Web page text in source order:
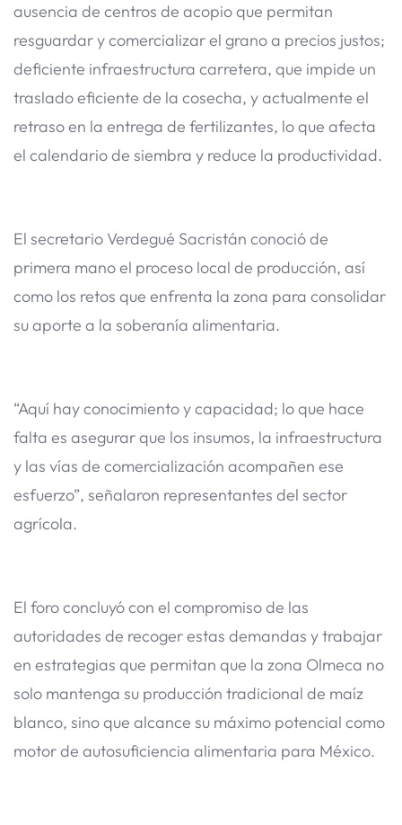
ausencia de centros de acopio que permitan
resguardar y comercializar el grano a precios justos;
deficiente infraestructura carretera, que impide un
traslado eficiente de la cosecha, y actualmente el
retraso en la entrega de fertilizantes, lo que afecta
el calendario de siembra y reduce la productividad.
El secretario Verdegué Sacristán conoció de
primera mano el proceso local de producción, así
como los retos que enfrenta la zona para consolidar
su aporte a la soberanía alimentaria.
“Aquí hay conocimiento y capacidad; lo que hace
falta es asegurar que los insumos, la infraestructura
y las vías de comercialización acompañen ese
esfuerzo”, señalaron representantes del sector
agrícola.
El foro concluyó con el compromiso de las
autoridades de recoger estas demandas y trabajar
en estrategias que permitan que la zona Olmeca no
solo mantenga su producción tradicional de maíz
blanco, sino que alcance su máximo potencial como
motor de autosuficiencia alimentaria para México.